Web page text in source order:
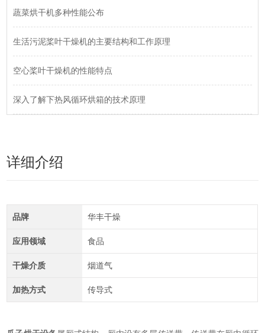
蔬菜烘干机多种性能公布
生活污泥桨叶干燥机的主要结构和工作原理
空心桨叶干燥机的性能特点
深入了解下热风循环烘箱的技术原理
详细介绍
品牌 华丰干燥
应用领域 食品
干燥介质 烟道气
加热方式 传导式